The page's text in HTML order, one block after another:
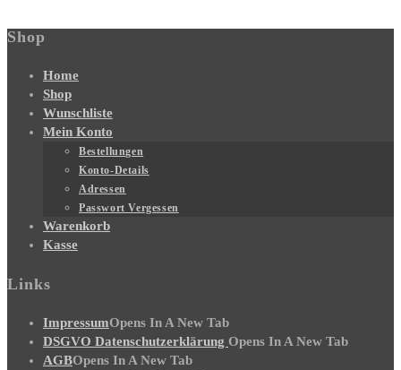
Shop
Home
Shop
Wunschliste
Mein Konto
Bestellungen
Konto-Details
Adressen
Passwort Vergessen
Warenkorb
Kasse
Links
ImpressumOpens In A New Tab
DSGVO Datenschutzerklärung Opens In A New Tab
AGBOpens In A New Tab